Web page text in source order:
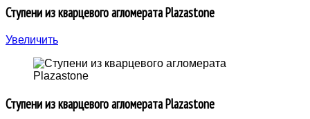
Ступени из кварцевого агломерата Plazastone
Увеличить
Ступени из кварцевого агломерата Plazastone